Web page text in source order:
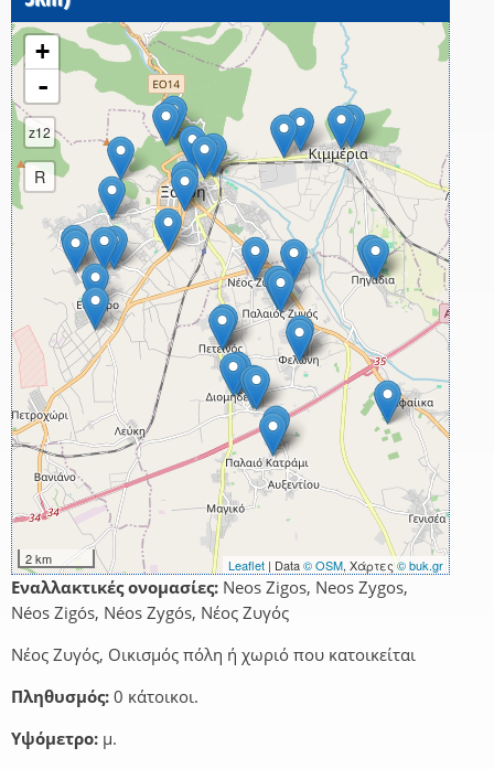
+
-
z12
R
2 km Leaflet | Data© OSM, Χάρτες© buk.gr
Εναλλακτικές ονομασίες: Neos Zigos, Neos Zygos,
Néos Zigós, Néos Zygós, Νέος Ζυγός
Νέος Ζυγός, Οικισμός πόλη ή χωριό που κατοικείται
Πληθυσμός: 0 κάτοικοι.
Υψόμετρο: μ.